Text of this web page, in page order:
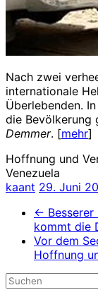
Nach zwei
internationale
Überlebenden.
die Bevölkerung
Demmer. [mehr]
Hoffnung und
Venezuela
kaant 29. Juni
←
kommt die
Vor dem
Hoffnung